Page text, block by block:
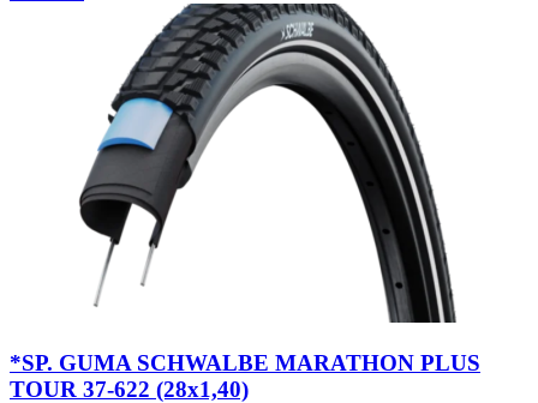
*SP. GUMA SCHWALBE MARATHON PLUS
TOUR 37-622 (28x1,40)